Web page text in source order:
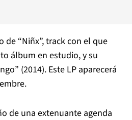
de “Niñx”, track con el que
álbum en estudio, y su
(2014). Este LP aparecerá
de una extenuante agenda